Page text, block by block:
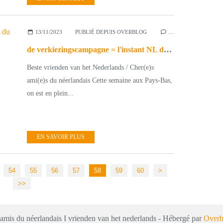
13/11/2023 PUBLIÉ DEPUIS OVERBLOG
de verkiezingscampagne = l'instant NL du jour (2023_11_13)
Beste vrienden van het Nederlands / Cher(e)s
ami(e)s du néerlandais Cette semaine aux Pays-Bas,
on est en plein...
EN SAVOIR PLUS
54 55 56 57 58 59 60 70
80
90
100
200
>
>>
du néerlandais I vrienden van het nederlands - Hébergé par